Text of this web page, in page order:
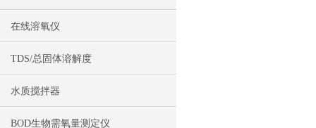
在线溶氧仪
TDS/总固体溶解度
水质搅拌器
BOD生物需氧量测定仪